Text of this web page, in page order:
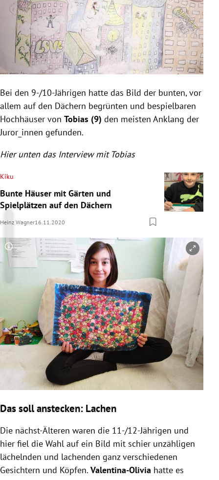
Bei den 9-/10-Jährigen hatte das Bild der bunten, vor
allem auf den Dächern begrünten und bespielbaren
Hochhäuser von Tobias (9) den meisten Anklang der
Juror_innen gefunden.
Hier unten das Interview mit Tobias
Kiku
Bunte Häuser mit Gärten und
Spielplätzen auf den Dächern
Heinz Wagner16.11.2020
Copyright-Hinweis öffnen/schließen
Das soll anstecken: Lachen
Die nächst-Älteren waren die 11-/12-Jährigen und
hier fiel die Wahl auf ein Bild mit schier unzähligen
lächelnden und lachenden ganz verschiedenen
Gesichtern und Köpfen. Valentina-Olivia hatte es